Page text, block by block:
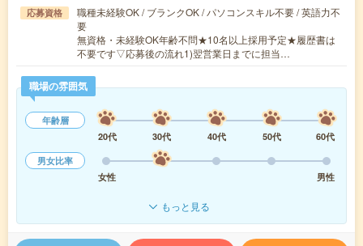
応募資格
職種未経験OK / ブランクOK / パソコンスキル不要 / 英語力不
要
無資格・未経験OK年齢不問★10名以上採用予定★履歴書は
不要です▽応募後の流れ1)翌営業日までに担当…
職場の雰囲気
年齢層
20代
30代 40代 50代
60代
男女比率
女性
男性
もっと見る